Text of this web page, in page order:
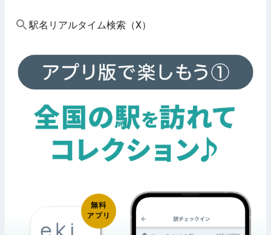
駅名リアルタイム検索（X）